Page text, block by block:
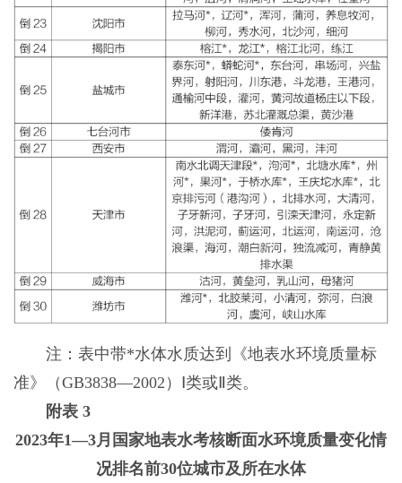
注：表中带*水体水质达到《地表水环境质量标
准》（GB3838—2002）Ⅰ类或Ⅱ类。
附表 3
2023年1—3月国家地表水考核断面水环境质量变化情
况排名前30位城市及所在水体